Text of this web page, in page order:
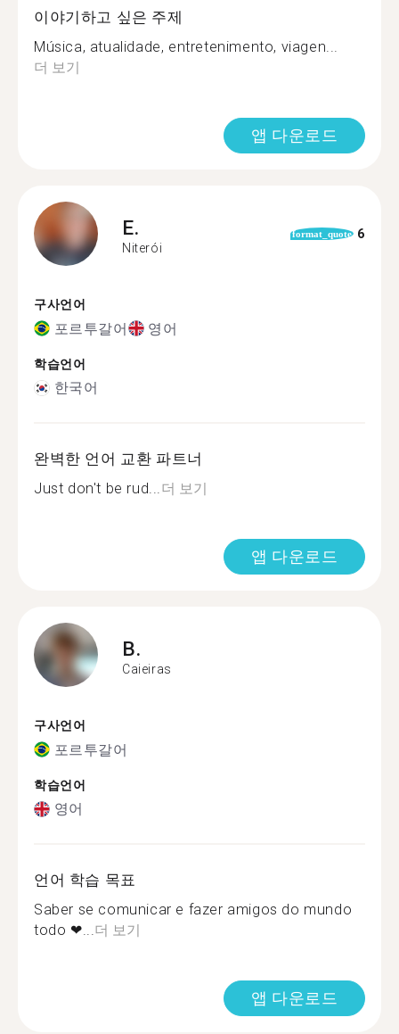
이야기하고 싶은 주제
Música, atualidade, entretenimento, viagen...
더 보기
앱 다운로드
E.
Niterói
format_quote 6
구사언어
포르투갈어 영어
학습언어
한국어
완벽한 언어 교환 파트너
Just don't be rud...더 보기
앱 다운로드
B.
Caieiras
구사언어
포르투갈어
학습언어
영어
언어 학습 목표
Saber se comunicar e fazer amigos do mundo
todo ❤...더 보기
앱 다운로드